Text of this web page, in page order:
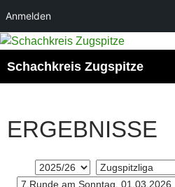
Anmelden
Zum
springen
Schachkreis Zugspitze
ERGEBNISSE